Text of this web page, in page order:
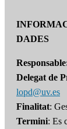
DADES
Delegat de
lopd@uv.es
Finalitat:
Termini: Es